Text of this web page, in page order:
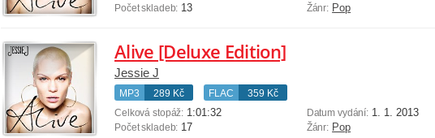
Počet skladeb: 13 Žánr: Pop
Alive [Deluxe Edition]
Jessie J
MP3 289 Kč FLAC
359 Kč
Celková stopáž: 1:01:32
Počet skladeb: 17
Datum vydání: 1. 1. 2013
Žánr: Pop